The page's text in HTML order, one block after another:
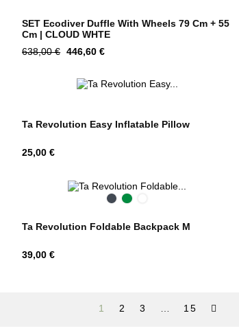
SET Ecodiver Duffle With Wheels 79 Cm + 55
Cm | CLOUD WHTE
Tavahind
638,00 € Hind
446,60 €
Ta Revolution Easy Inflatable Pillow
Hind
25,00 €
BlackGreen
Ta Revolution Foldable Backpack M
Hind
39,00 €
1 2 3 15